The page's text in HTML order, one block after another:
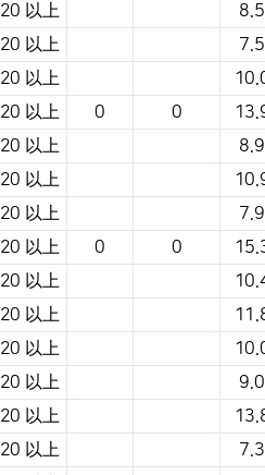
20 以上
8.5
20 以上
7.5
20 以上
20 以上 0 0
20 以上
8.9
20 以上
20 以上
7.9
20 以上 0 0
20 以上
20 以上
20 以上
20 以上
9.0
20 以上
20 以上
7.3